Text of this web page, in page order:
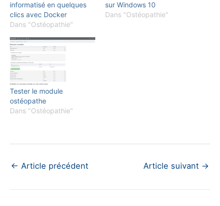
informatisé en quelques
clics avec Docker
Dans "Ostéopathie"
sur Windows 10
Dans "Ostéopathie"
Tester le module
ostéopathe
Dans "Ostéopathie"
← Article précédent Article suivant →